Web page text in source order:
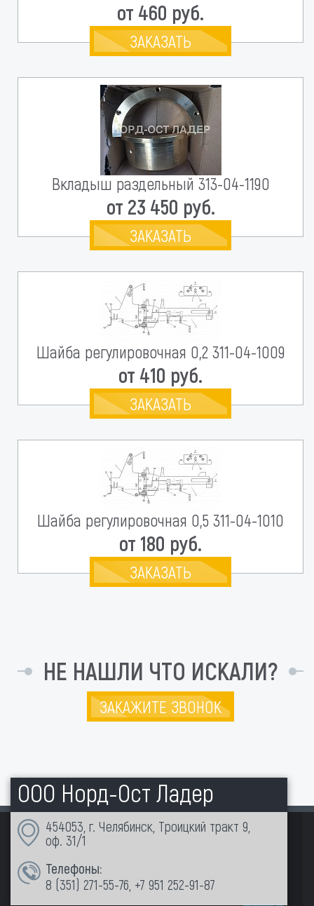
от 460 руб.
ЗАКАЗАТЬ
Вкладыш раздельный 313-04-1190
от 23 450 руб.
ЗАКАЗАТЬ
Шайба регулировочная 0,2 311-04-1009
от 410 руб.
ЗАКАЗАТЬ
Шайба регулировочная 0,5 311-04-1010
от 180 руб.
ЗАКАЗАТЬ
НЕ НАШЛИ ЧТО ИСКАЛИ?
ЗАКАЖИТЕ ЗВОНОК
ООО Норд-Ост Ладер
454053, г. Челябинск, Троицкий тракт 9,
оф. 31/1
Телефоны:
8 (351) 271-55-76 +7 951 252-91-87